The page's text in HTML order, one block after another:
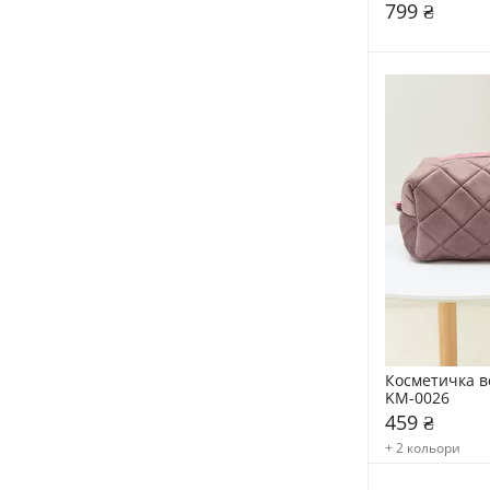
799 ₴
Косметичка
KM-0026
459 ₴
+ 2 кольори